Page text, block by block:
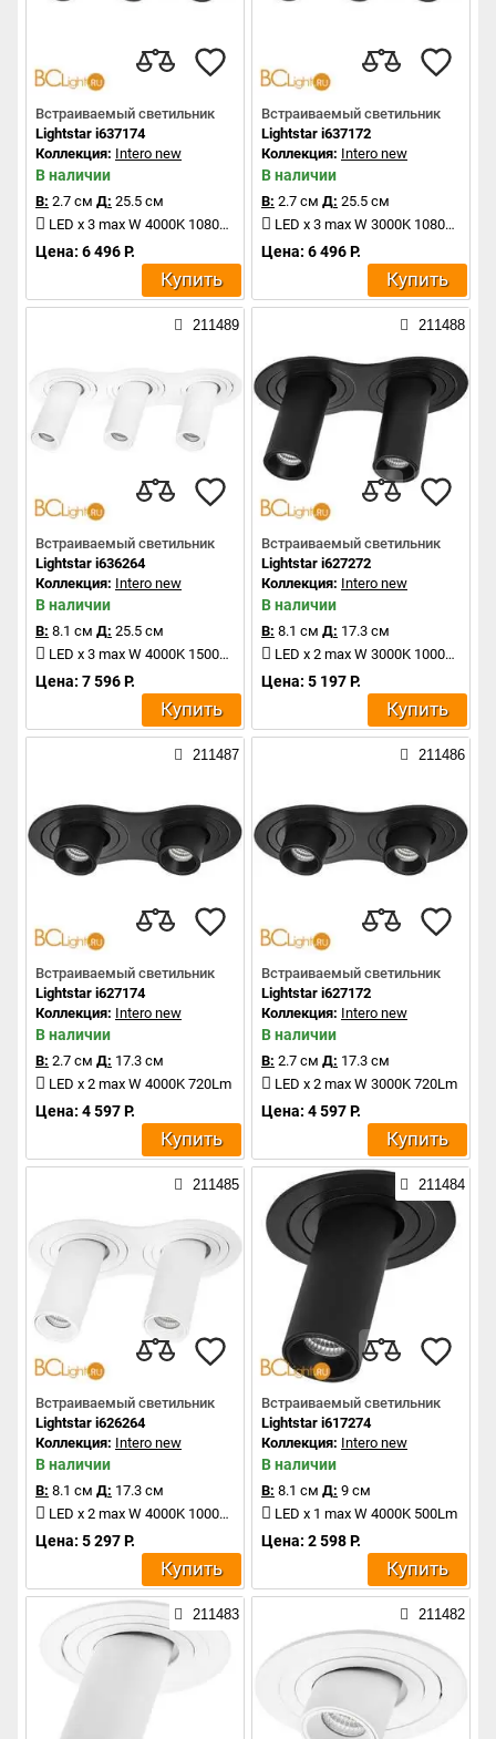
Встраиваемый светильник
Lightstar i637174
Коллекция: Intero new
В наличии
В: 2.7 см Д: 25.5 см
LED x 3 max W 4000K 1080Lm
Цена: 6 496 Р.
Купить
Встраиваемый светильник
Lightstar i637172
Коллекция: Intero new
В наличии
В: 2.7 см Д: 25.5 см
LED x 3 max W 3000K 1080Lm
Цена: 6 496 Р.
Купить
211489
Встраиваемый светильник
Lightstar i636264
Коллекция: Intero new
В наличии
В: 8.1 см Д: 25.5 см
LED x 3 max W 4000K 1500Lm
Цена: 7 596 Р.
Купить
211488
Встраиваемый светильник
Lightstar i627272
Коллекция: Intero new
В наличии
В: 8.1 см Д: 17.3 см
LED x 2 max W 3000K 1000Lm
Цена: 5 197 Р.
Купить
211487
Встраиваемый светильник
Lightstar i627174
Коллекция: Intero new
В наличии
В: 2.7 см Д: 17.3 см
LED x 2 max W 4000K 720Lm
Цена: 4 597 Р.
Купить
211486
Встраиваемый светильник
Lightstar i627172
Коллекция: Intero new
В наличии
В: 2.7 см Д: 17.3 см
LED x 2 max W 3000K 720Lm
Цена: 4 597 Р.
Купить
211485
Встраиваемый светильник
Lightstar i626264
Коллекция: Intero new
В наличии
В: 8.1 см Д: 17.3 см
LED x 2 max W 4000K 1000Lm
Цена: 5 297 Р.
Купить
211484
Встраиваемый светильник
Lightstar i617274
Коллекция: Intero new
В наличии
В: 8.1 см Д: 9 см
LED x 1 max W 4000K 500Lm
Цена: 2 598 Р.
Купить
211483 211482